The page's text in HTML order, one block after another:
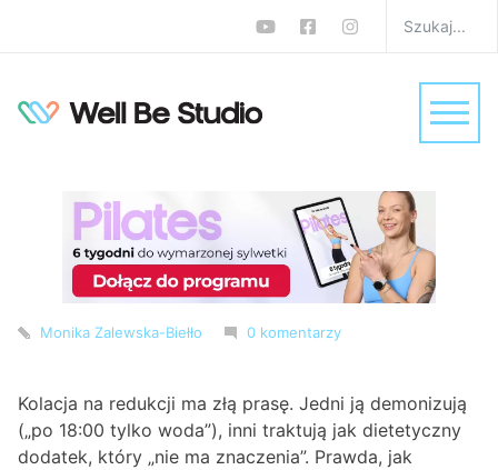
Co jeść na kolację na
sprawdzonych
propozycji, które działają
Dieta,Jadłospisy / Plany dietetyczne Porady na zdrowie
Monika Zalewska-Biełło
0 komentarzy
Kolacja na redukcji ma złą prasę. Jedni ją demonizują
(„po 18:00 tylko woda”), inni traktują jak dietetyczny
dodatek, który „nie ma znaczenia”. Prawda, jak